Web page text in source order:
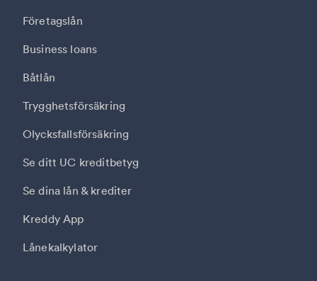
Företagslån
Business loans
Båtlån
Trygghetsförsäkring
Olycksfallsförsäkring
Se ditt UC kreditbetyg
Se dina lån & krediter
Kreddy App
Lånekalkylator